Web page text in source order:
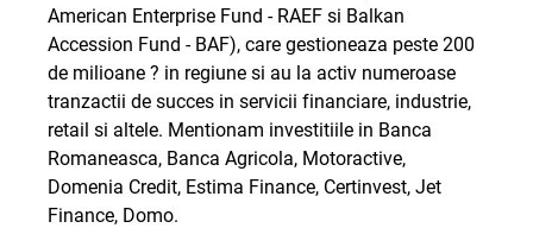
American Enterprise Fund - RAEF si Balkan
Accession Fund - BAF), care gestioneaza peste 200
de milioane ? in regiune si au la activ numeroase
tranzactii de succes in servicii financiare, industrie,
retail si altele. Mentionam investitiile in Banca
Romaneasca, Banca Agricola, Motoractive,
Domenia Credit, Estima Finance, Certinvest, Jet
Finance, Domo.